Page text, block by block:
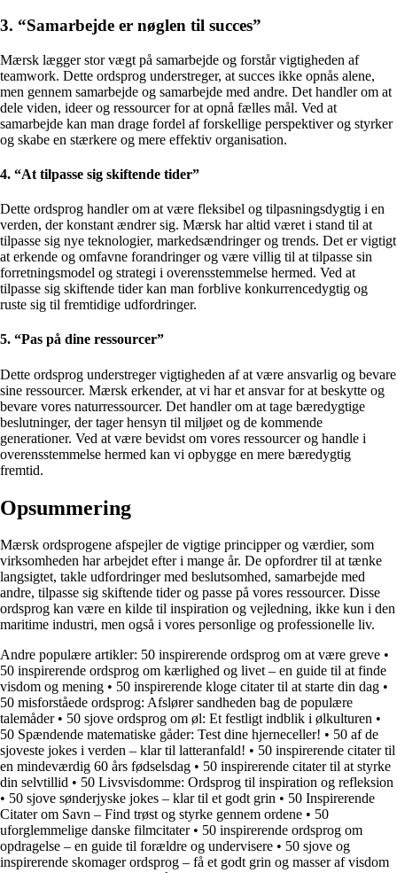
3. “Samarbejde er nøglen til succes”
Mærsk lægger stor vægt på samarbejde og forstår vigtigheden af
teamwork. Dette ordsprog understreger, at succes ikke opnås alene,
men gennem samarbejde og samarbejde med andre. Det handler om at
dele viden, ideer og ressourcer for at opnå fælles mål. Ved at
samarbejde kan man drage fordel af forskellige perspektiver og styrker
og skabe en stærkere og mere effektiv organisation.
4. “At tilpasse sig skiftende tider”
Dette ordsprog handler om at være fleksibel og tilpasningsdygtig i en
verden, der konstant ændrer sig. Mærsk har altid været i stand til at
tilpasse sig nye teknologier, markedsændringer og trends. Det er vigtigt
at erkende og omfavne forandringer og være villig til at tilpasse sin
forretningsmodel og strategi i overensstemmelse hermed. Ved at
tilpasse sig skiftende tider kan man forblive konkurrencedygtig og
ruste sig til fremtidige udfordringer.
5. “Pas på dine ressourcer”
Dette ordsprog understreger vigtigheden af ​​at være ansvarlig og bevare
sine ressourcer. Mærsk erkender, at vi har et ansvar for at beskytte og
bevare vores naturressourcer. Det handler om at tage bæredygtige
beslutninger, der tager hensyn til miljøet og de kommende
generationer. Ved at være bevidst om vores ressourcer og handle i
overensstemmelse hermed kan vi opbygge en mere bæredygtig
fremtid.
Opsummering
Mærsk ordsprogene afspejler de vigtige principper og værdier, som
virksomheden har arbejdet efter i mange år. De opfordrer til at tænke
langsigtet, takle udfordringer med beslutsomhed, samarbejde med
andre, tilpasse sig skiftende tider og passe på vores ressourcer. Disse
ordsprog kan være en kilde til inspiration og vejledning, ikke kun i den
maritime industri, men også i vores personlige og professionelle liv.
Andre populære artikler: 50 inspirerende ordsprog om at være greve •
50 inspirerende ordsprog om kærlighed og livet – en guide til at finde
visdom og mening • 50 inspirerende kloge citater til at starte din dag •
50 misforståede ordsprog: Afslører sandheden bag de populære
talemåder• 50 sjove ordsprog om øl: Et festligt indblik i ølkulturen •
50 Spændende matematiske gåder: Test dine hjerneceller! • 50 af de
sjoveste jokes i verden – klar til latteranfald! • 50 inspirerende citater til
en mindeværdig 60 års fødselsdag • 50 inspirerende citater til at styrke
din selvtillid • 50 Livsvisdomme: Ordsprog til inspiration og refleksion
• 50 sjove sønderjyske jokes – klar til et godt grin • 50 Inspirerende
Citater om Savn – Find trøst og styrke gennem ordene • 50
uforglemmelige danske filmcitater• 50 inspirerende ordsprog om
opdragelse – en guide til forældre og undervisere • 50 sjove og
inspirerende skomager ordsprog – få et godt grin og masser af visdom